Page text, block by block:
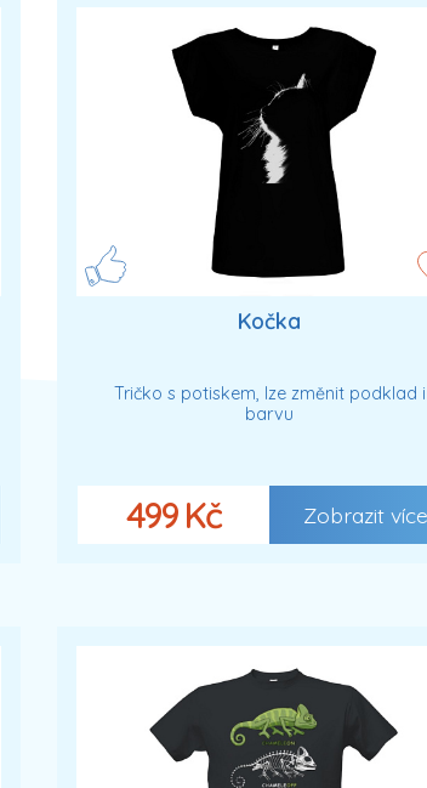
Kočka
Tričko s potiskem, lze změnit podklad i
barvu
499 Kč Zobrazit více